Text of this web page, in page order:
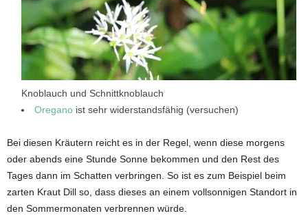
Knoblauch und Schnittknoblauch
Oregano ist sehr widerstandsfähig (versuchen)
Bei diesen Kräutern reicht es in der Regel, wenn diese morgens
oder abends eine Stunde Sonne bekommen und den Rest des
Tages dann im Schatten verbringen. So ist es zum Beispiel beim
zarten Kraut Dill so, dass dieses an einem vollsonnigen Standort in
den Sommermonaten verbrennen würde.